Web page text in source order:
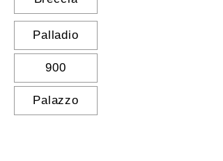
Palladio
900
Palazzo